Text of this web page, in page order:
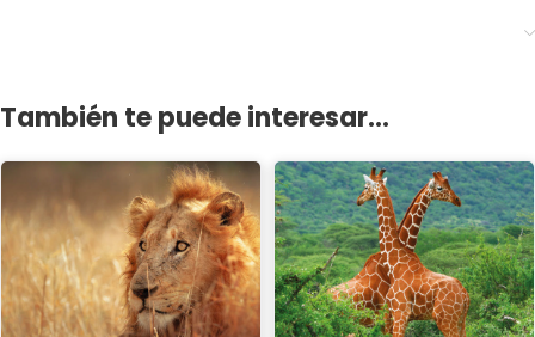
También te puede interesar...